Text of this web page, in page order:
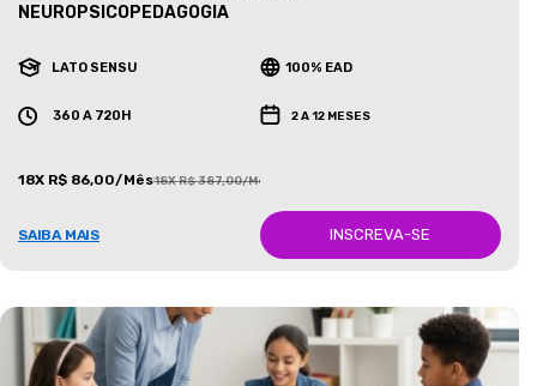
NEUROPSICOPEDAGOGIA
LATO SENSU 100% EAD
360 A 720H 2 A 12 MESES
18X R$ 86,00/Mês18X R$ 387,00/Mês
SAIBA MAIS INSCREVA-SE